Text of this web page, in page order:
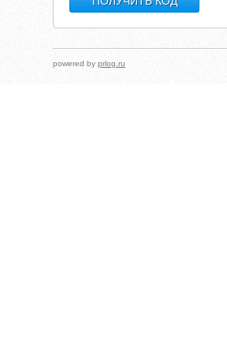
powered byprlog.ru